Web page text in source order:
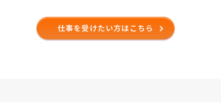
仕事を受けたい方はこちら